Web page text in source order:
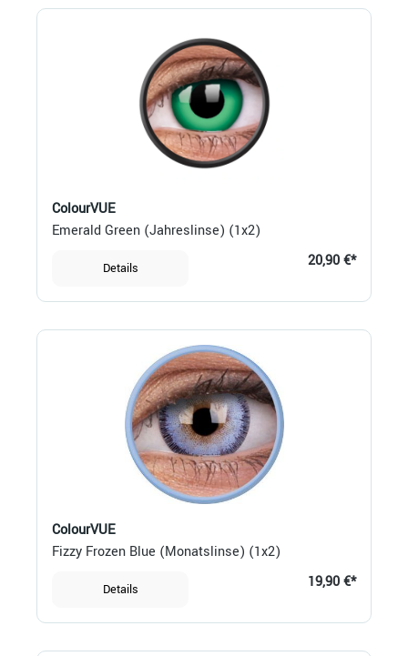
ColourVUE
Emerald Green (Jahreslinse) (1x2)
Details 20,90 €*
ColourVUE
Fizzy Frozen Blue (Monatslinse) (1x2)
Details 19,90 €*